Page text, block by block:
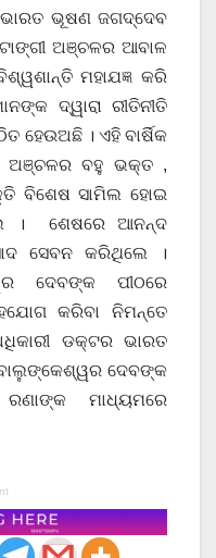
ଭାରତ ଭୂଷଣ ଜଗଦ୍ଦେବ
ଅଞ୍ଚଳର ଆବାଳ
ମହାଯଜ୍ଞ କରି
ଦ୍ୱାରା ରୀତିନୀତି
ହେଉଅଛି । ଏହି ବାର୍ଷିକ
ଅଞ୍ଚଳର ବହୁ ଭକ୍ତ ,
ବିଶେଷ ସାମିଲ ହୋଇ
। ଶେଷରେ ଆନନ୍ଦ
ସେବନ କରିଥିଲେ ।
ଦେବଙ୍କ ପୀଠରେ
କରିବା ନିମନ୍ତେ
ଡକ୍ଟର ଭାରତ
ଦେବଙ୍କ
ମାଧ୍ୟମରେ